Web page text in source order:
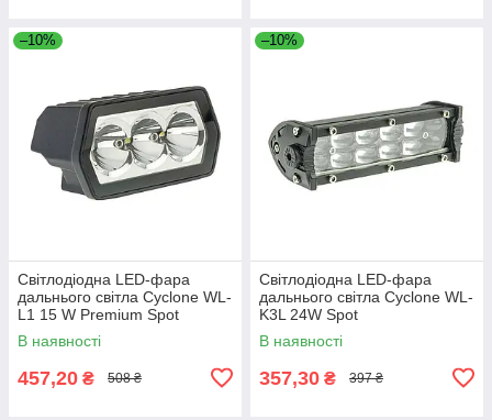
–10%
Світлодіодна LED-фара
дальнього світла Cyclone WL-
L1 15 W Premium Spot
В наявності
457,20 ₴ 508 ₴
–10%
Світлодіодна LED-фара
дальнього світла Cyclone WL-
K3L 24W Spot
В наявності
357,30 ₴ 397 ₴